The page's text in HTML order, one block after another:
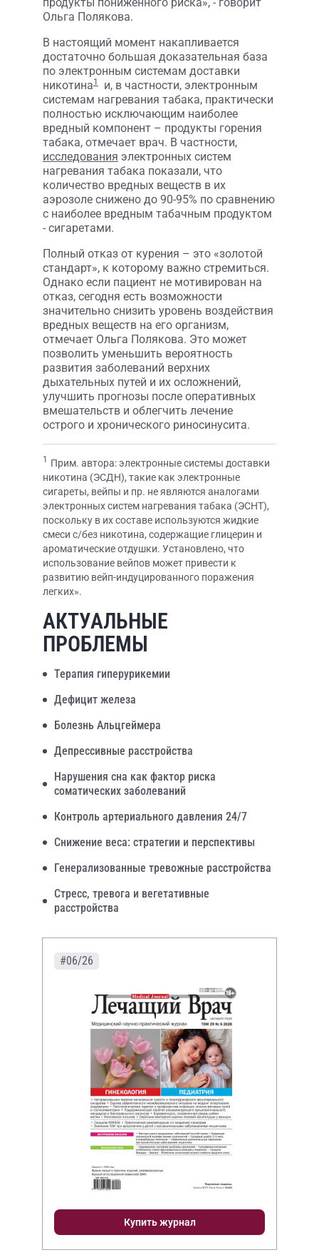
Ольга Полякова.
В настоящий момент накапливается
достаточно большая доказательная база
по электронным системам доставки
никотина1
и, в частности, электронным
системам нагревания табака, практически
полностью исключающим наиболее
вредный компонент – продукты горения
табака, отмечает врач. В частности,
исследования электронных систем
нагревания табака показали, что
количество вредных веществ в их
аэрозоле снижено до 90-95% по сравнению
с наиболее вредным табачным продуктом
- сигаретами.
Полный отказ от курения – это «золотой
стандарт», к которому важно стремиться.
Однако если пациент не мотивирован на
отказ, сегодня есть возможности
значительно снизить уровень воздействия
вредных веществ на его организм,
отмечает Ольга Полякова. Это может
позволить уменьшить вероятность
развития заболеваний верхних
дыхательных путей и их осложнений,
улучшить прогнозы после оперативных
вмешательств и облегчить лечение
острого и хронического риносинусита.
1 Прим. автора: электронные системы доставки
никотина (ЭСДН), такие как электронные
сигареты, вейпы и пр. не являются аналогами
электронных систем нагревания табака (ЭСНТ),
поскольку в их составе используются жидкие
смеси с/без никотина, содержащие глицерин и
ароматические отдушки. Установлено, что
использование вейпов может привести к
развитию вейп-индуцированного поражения
легких».
АКТУАЛЬНЫЕ
ПРОБЛЕМЫ
Терапия гиперурикемии
Дефицит железа
Болезнь Альцгеймера
Депрессивные расстройства
Нарушения сна как фактор риска
соматических заболеваний
Контроль артериального давления 24/7
Снижение веса: стратегии и перспективы
Генерализованные тревожные расстройства
Стресс, тревога и вегетативные
расстройства
#06/26
Купить журнал